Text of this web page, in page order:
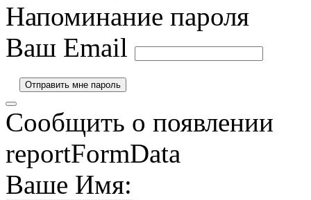
Напоминание пароля
Ваш Email
Сообщить о появлении
reportFormData
Ваше Имя: